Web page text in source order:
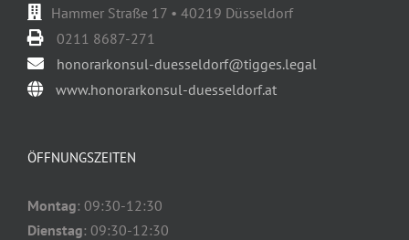
Hammer Straße 17 • 40219 Düsseldorf
0211 8687-271
honorarkonsul-duesseldorf@tigges.legal
www.honorarkonsul-duesseldorf.at
ÖFFNUNGSZEITEN
Montag: 09:30-12:30
Dienstag: 09:30-12:30